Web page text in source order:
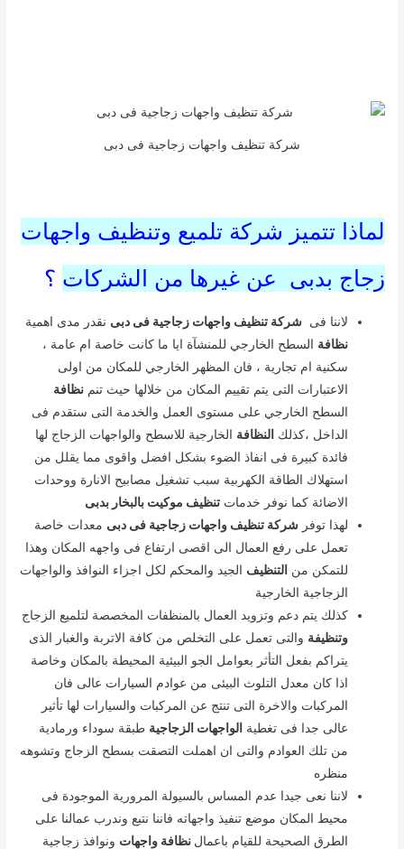
شركة تنظيف واجهات زجاجية فى دبى
لماذا تتميز شركة تلميع وتنظيف واجهات
زجاج بدبى عن غيرها من الشركات ؟
لاننا فىشركة تنظيف واجهات زجاجية فى دبى نقدر مدى اهمية
نظافة السطح الخارجي للمنشآة ايا ما كانت خاصة ام عامة ،
سكنية ام تجارية ، فان المظهر الخارجي للمكان من اولى
الاعتبارات التى يتم تقييم المكان من خلالها حيث تنمنظافة
السطح الخارجي على مستوى العمل والخدمة التى ستقدم فى
الداخل ،كذلك النظافة الخارجية للاسطح والواجهات الزجاج لها
فائدة كبيرة فى انفاذ الضوء بشكل افضل واقوى مما يقلل من
استهلاك الطاقة الكهربية سبب تشغيل مصابيح الانارة ووحدات
الاضائة كما نوفر خدماتتنظيف موكيت بالبخار بدبى
لهذا توفرشركة تنظيف واجهات زجاجية فى دبى معدات خاصة
تعمل على رفع العمال الى اقصى ارتفاع فى واجهه المكان وهذا
للتمكن من التنظيف الجيد والمحكم لكل اجزاء النوافذ والواجهات
الزجاجية الخارجية
كذلك يتم دعم وتزويد العمال بالمنظفات المخصصة لتلميع الزجاج
وتنظيفة والتى تعمل على التخلص من كافة الاتربة والغبار الذى
يتراكم بفعل التأثر بعوامل الجو البيئية المحيطة بالمكان وخاصة
اذا كان معدل التلوث البيئى من عوادم السيارات عالى فان
المركبات والاخرة التى تنتج عن المركبات والسيارات لها تأثير
عالى جدا فى تغطية الواجهات الزجاجية طبقة سوداء ورمادية
من تلك العوادم والتى ان اهملت التصقت بسطح الزجاج وتشوهه
منظره
لاننا نعى جيدا عدم المساس بالسيولة المرورية الموجودة فى
محيط المكان موضع تنفيذ واجهاته فاننا نتبع وندرب عمالنا على
الطرق الصحيحة للقيام باعمال نظافة واجهات ونوافذ زجاجية